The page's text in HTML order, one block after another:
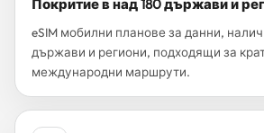
Покритие в над 180 държави и
eSIM мобилни планове за данни,
държави и региони, подходящи за
международни маршрути.